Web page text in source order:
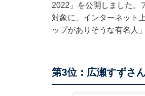
2022」を公開しました。
対象に、インターネット
ップがありそうな有名人
第3位：広瀬すずさ